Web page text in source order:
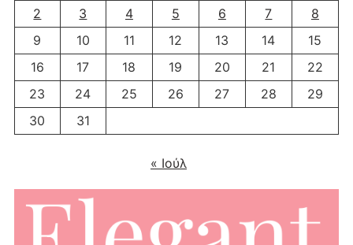
2
3 4 5 6 7
8
9
10 11 12 13 14
15
16
17 18 19 20 21
22
23
24 25 26 27 28
29
30
31
« Ιούλ